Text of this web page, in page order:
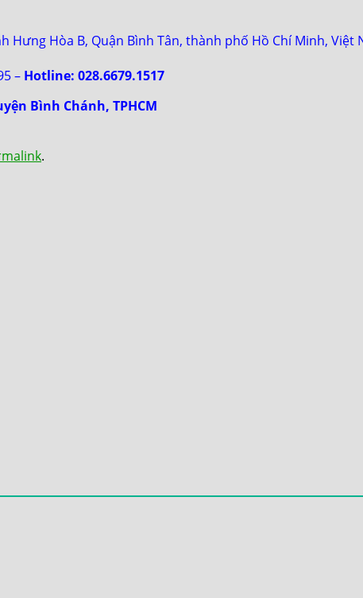
Hòa B, Quận Bình Tân, thành phố Hồ Chí Minh, Việt
– Hotline: 028.6679.1517
Bình Chánh, TPHCM
.